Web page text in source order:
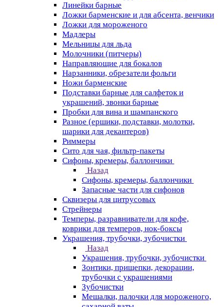
Линейки барные
Ложки барменские и для абсента, венчики
Ложки для мороженого
Мадлеры
Мельницы для льда
Молочники (питчеры)
Направляющие для бокалов
Нарзанники, обрезатели фольги
Ножи барменские
Подставки барные для салфеток и
украшений, звонки барные
Пробки для вина и шампанского
Разное (ершики, подставки, молотки,
шарики для декантеров)
Риммеры
Сито для чая, фильтр-пакеты
Сифоны, кремеры, баллончики
Назад
Сифоны, кремеры, баллончики
Запасные части для сифонов
Сквизеры для цитрусовых
Стрейнеры
Темперы, разравниватели для кофе,
коврики для темперов, нок-боксы
Украшения, трубочки, зубочистки
Назад
Украшения, трубочки, зубочистки
Зонтики, прищепки, декорации,
трубочки с украшениями
Зубочистки
Мешалки, палочки для мороженого,